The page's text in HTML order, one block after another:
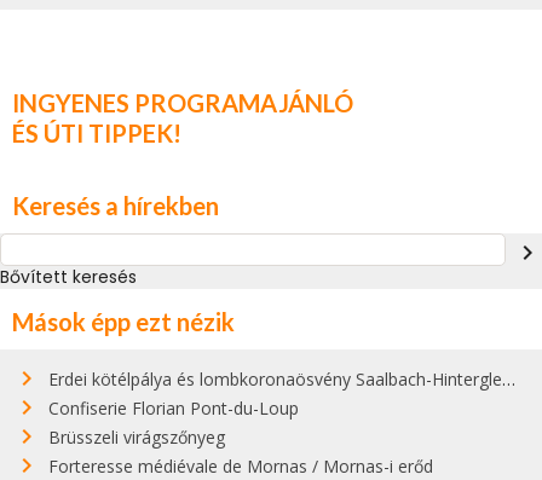
INGYENES PROGRAMAJÁNLÓ
ÉS ÚTI TIPPEK!
Keresés a hírekben
navigate_next
Bővített keresés
Mások épp ezt nézik
Erdei kötélpálya és lombkoronaösvény Saalbach-Hinterglemmben
Confiserie Florian Pont-du-Loup
Brüsszeli virágszőnyeg
Forteresse médiévale de Mornas / Mornas-i erőd